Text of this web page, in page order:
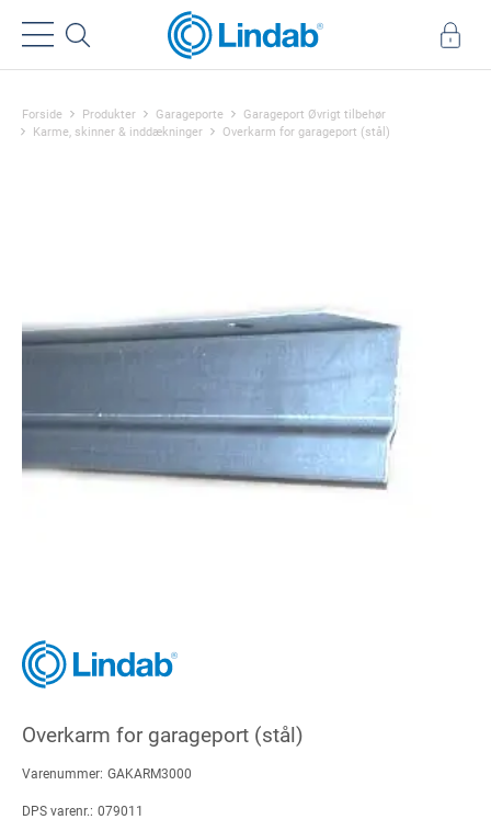
Forside Produkter Garageporte
Garageport Øvrigt tilbehør
Karme, skinner & inddækninger
Overkarm for garageport (stål)
Overkarm for garageport (stål)
Varenummer: GAKARM3000
DPS varenr.: 079011